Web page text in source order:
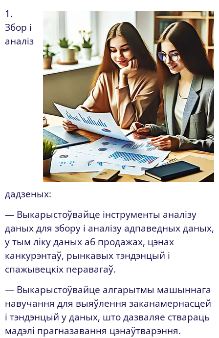
1.
Збор і
аналіз
дадзеных:
— Выкарыстоўвайце інструменты аналізу
даных для збору і аналізу адпаведных даных,
у тым ліку даных аб продажах, цэнах
канкурэнтаў, рынкавых тэндэнцый і
спажывецкіх перавагаў.
— Выкарыстоўвайце алгарытмы машыннага
навучання для выяўлення заканамернасцей
і тэндэнцый у даных, што дазваляе ствараць
мадэлі прагназавання цэнаўтварэння.